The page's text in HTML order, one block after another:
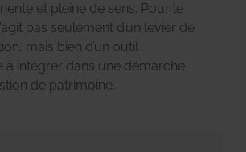
et pleine de sens. Pour le
pas seulement d’un levier de
mais bien d’un outil
à intégrer dans une démarche
de patrimoine.